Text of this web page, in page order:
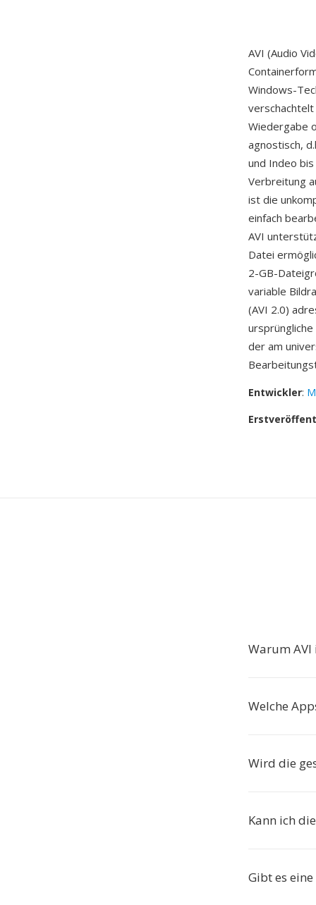
AVI (Audio
Windows-
verschachtelt
Wiedergabe
agnostisch,
und Indeo
Verbreitung
ist die
einfach
AVI
Datei
2-GB-
variable
(AVI 2.0)
der am
Entwickler:
Warum AVI
Welche
Wird die
Kann ich
Gibt es